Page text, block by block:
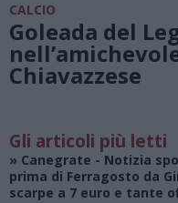
CALCIO
Goleada del
Chiavazzese
Gli articoli più letti
» Canegrate - Notizia
prima di Ferragosto da
scarpe a 7 euro e tante